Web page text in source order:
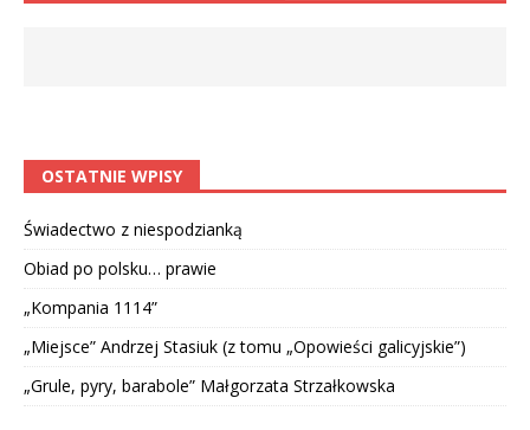
OSTATNIE WPISY
Świadectwo z niespodzianką
Obiad po polsku… prawie
„Kompania 1114”
„Miejsce” Andrzej Stasiuk (z tomu „Opowieści galicyjskie”)
„Grule, pyry, barabole” Małgorzata Strzałkowska